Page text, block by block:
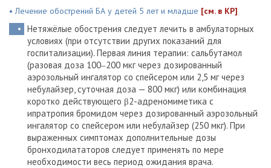
• Лечение обострений БА у детей 5 лет и младше [см. в КР]
Нетяжёлые обострения следует лечить в амбулаторных
условиях (при отсутствии других показаний для
госпитализации). Первая линия терапии: сальбутамол
(разовая доза 100‒200 мкг через дозированный
аэрозольный ингалятор со спейсером или 2,5 мг через
небулайзер, суточная доза — 800 мкг) или комбинация
коротко действующего β2-адреномиметика с
ипратропия бромидом через дозированный аэрозольный
ингалятор со спейсером или небулайзер (250 мкг). При
выраженных симптомах дополнительные дозы
бронходилататоров следует применять по мере
необходимости весь период ожидания врача.